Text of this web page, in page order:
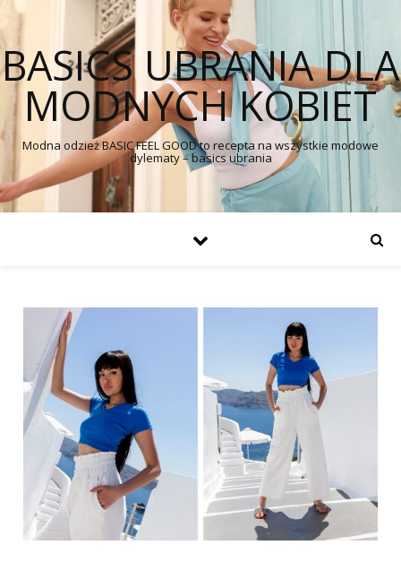
BASICS UBRANIA DLA
MODNYCH KOBIET
Modna odzież BASIC FEEL GOOD to recepta na wszystkie modowe
dylematy – basics ubrania